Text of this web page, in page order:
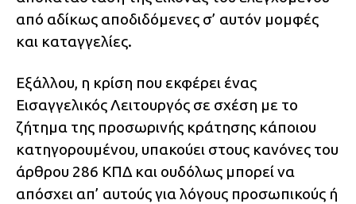
από αδίκως αποδιδόμενες σ’ αυτόν μομφές
και καταγγελίες.
Εξάλλου, η κρίση που εκφέρει ένας
Εισαγγελικός Λειτουργός σε σχέση με το
ζήτημα της προσωρινής κράτησης κάποιου
κατηγορουμένου, υπακούει στους κανόνες του
άρθρου 286 ΚΠΔ και ουδόλως μπορεί να
απόσχει απ’ αυτούς για λόγους προσωπικούς ή